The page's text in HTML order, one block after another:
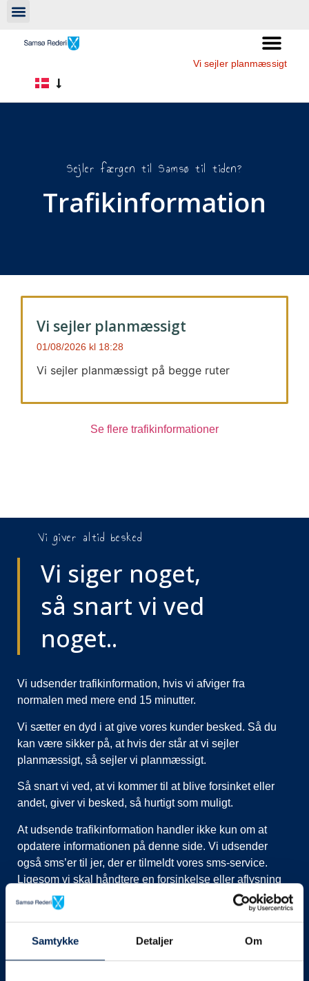
Samtykke Detaljer Om
Vi sejler planmæssigt
Sejler færgen til Samsø til tiden?
Trafikinformation
Vi sejler planmæssigt
01/08/2026 18:28
Vi sejler planmæssigt på begge ruter
Se flere trafikinformationer
Vi giver altid besked
Vi siger noget,
så snart vi ved
noget..
Vi udsender trafikinformation, hvis vi afviger fra
normalen med mere end 15 minutter.
Vi sætter en dyd i at give vores kunder besked. Så du
kan være sikker på, at hvis der står at vi sejler
planmæssigt, så sejler vi planmæssigt.
Så snart vi ved, at vi kommer til at blive forsinket eller
andet, giver vi besked, så hurtigt som muligt.
At udsende trafikinformation handler ikke kun om at
opdatere informationen på denne side. Vi udsender
også sms’er til jer, der er tilmeldt vores sms-service.
Ligesom vi skal håndtere en forsinkelse eller aflysning
ved at lukke afgange i vores system, evt. flytte kunder til
nye afgange, ringe til vognmænd der skal have flyttet